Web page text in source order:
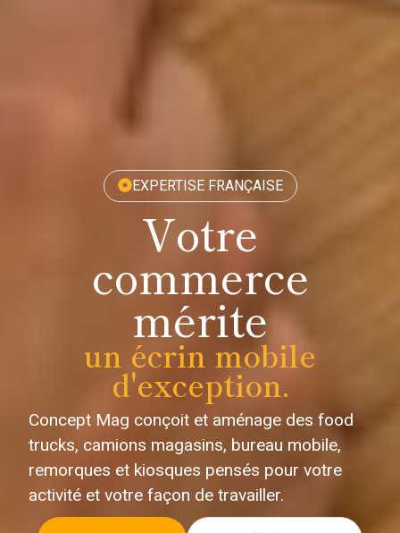
EXPERTISE FRANÇAISE
Votre
commerce
mérite
un écrin mobile
d'exception.
Concept Mag conçoit et aménage des food
trucks, camions magasins, bureau mobile,
remorques et kiosques pensés pour votre
activité et votre façon de travailler.